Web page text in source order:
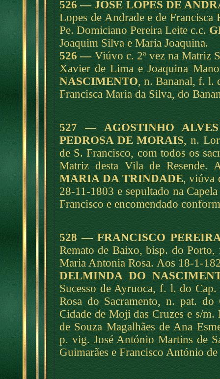
526 — JOSÉ LOPES DE
Lopes de Andrade e de
Pe. Domiciano Pereira Leite c.c.
Joaquim Silva e Maria Joaquina.
526 —Viúvo c. 2ªvez na Matriz
Xavier de Lima e Joaquina
NASCIMENTO, n. Bananal, f. l.
Francisca Maria da Silva, do
527 — AGOSTINHO
PEDROSA DE MORAIS, n.
de S. Francisco, com todos os
Matriz desta Vila de Resende.
MARIA DA TRINDADE, viúva
28-11-1803 e sepultado na
Francisco e encomendado
528 — FRANCISCO
Remato de Baixo, bisp. do
Maria Antonia Rosa. Aos 18-1-
DELMINDA DO
Sucesso de Ayruoca, f. l. do
Rosa do Sacramento, n. pat.
Cidade de Moji das Cruzes e s/
de Souza Magalhães de Ana
p. vig. José António Martins de
Guimarães e Francisco António